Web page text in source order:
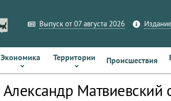
Выпуск от 07 августа 2026 Издание
Экономика Территории Происшествия
Александр Матвиевский